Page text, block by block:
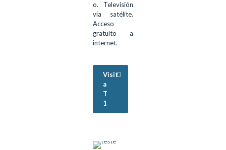
o. Televisión
vía satélite.
Acceso
gratuito a
internet.
Visit
a
T
1
Turismo